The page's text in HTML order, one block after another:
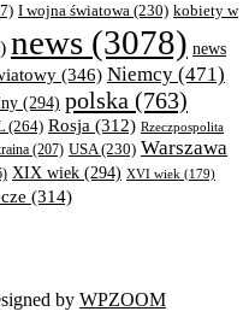
I wojna światowa (230) kobiety w
news (3078) news
(346) Niemcy (471)
(294) polska (763)
(264) Rosja (312) Rzeczpospolita
(207) USA(230) Warszawa
XIX wiek (294) XVI wiek (179)
(314)
by WPZOOM